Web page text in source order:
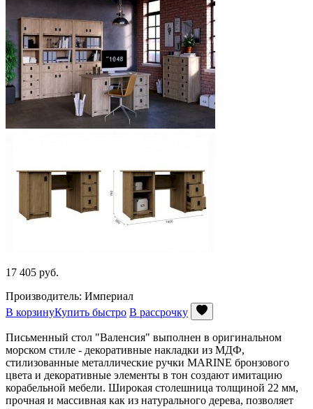
17 405 руб.
Производитель: Империал
В корзинуКупить быстро В рассрочку
Письменный стол "Валенсия" выполнен в оригинальном
морском стиле - декоративные накладки из МДФ,
стилизованные металлические ручки MARINE бронзового
цвета и декоративные элементы в тон создают имитацию
корабельной мебели. Широкая столешница толщиной 22 мм,
прочная и массивная как из натурального дерева, позволяет